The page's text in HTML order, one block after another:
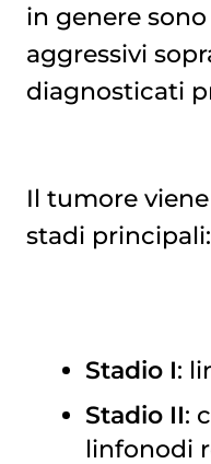
in genere
aggressivi
diagnosticati
Il tumore
stadi principali:
Stadio I:
Stadio II:
linfonodi